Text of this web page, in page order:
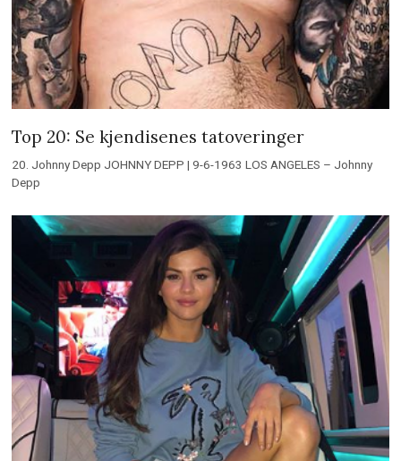
Top 20: Se kjendisenes tatoveringer
20. Johnny Depp JOHNNY DEPP | 9-6-1963 LOS ANGELES – Johnny
Depp